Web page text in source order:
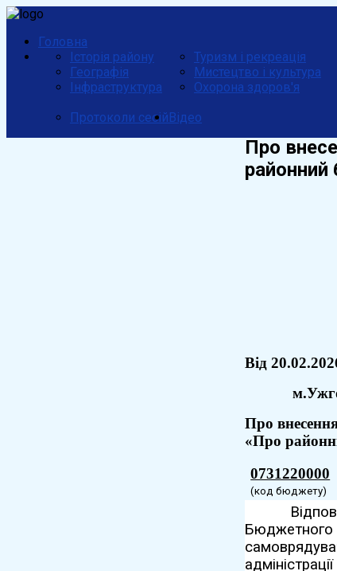
Головна
Історія району
Географія
Інфраструктура
Туризм і рекреація
Мистецтво і культура
Охорона здоров'я
Протоколи сесійВідео
Про
Вiд
Про
«Про
0731220000
(код бюджету)
Бюджетного